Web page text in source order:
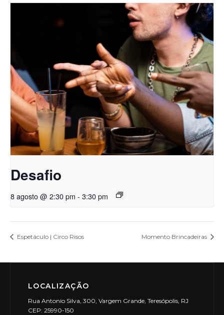
Desafio
8 agosto @ 2:30 pm - 3:30 pm
Espetáculo | Circo Risos Momento Brincadeiras
LOCALIZAÇÃO
Rua Antonio Silva, 300, Vargem Grande, Teresópolis, RJ
CEP: 25990-150